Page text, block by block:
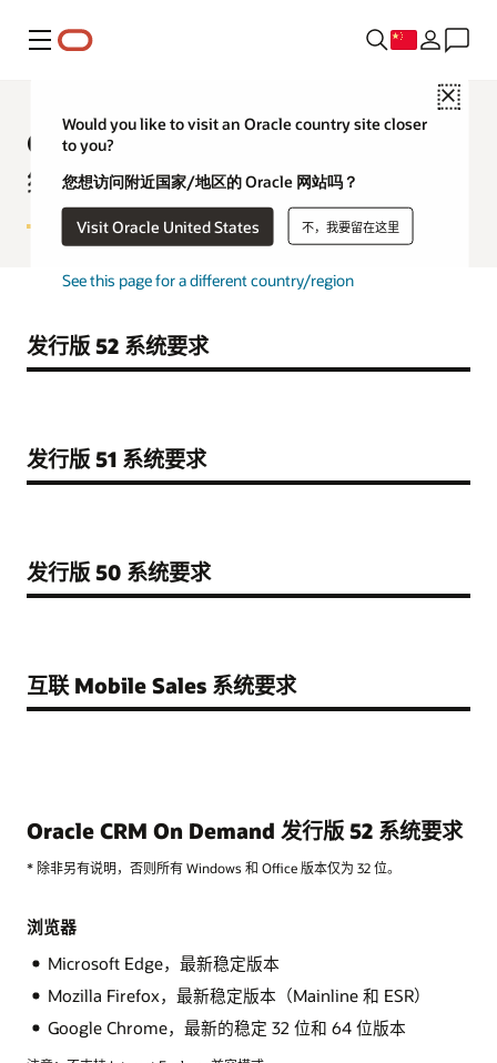
菜单
Close
Would you like to visit an Oracle country site closer
to you?
您想访问附近国家/地区的 Oracle 网站吗？
Visit Oracle United States 不，我要留在这里
See this page for a different country/region
Oracle CRM On Demand 系
统要求
发行版 52 系统要求
发行版 51 系统要求
发行版 50 系统要求
互联 Mobile Sales 系统要求
Oracle CRM On Demand 发行版 52 系统要求
* 除非另有说明，否则所有 Windows 和 Office 版本仅为 32 位。
浏览器
Microsoft Edge，最新稳定版本
Mozilla Firefox，最新稳定版本（Mainline 和 ESR）
Google Chrome，最新的稳定 32 位和 64 位版本